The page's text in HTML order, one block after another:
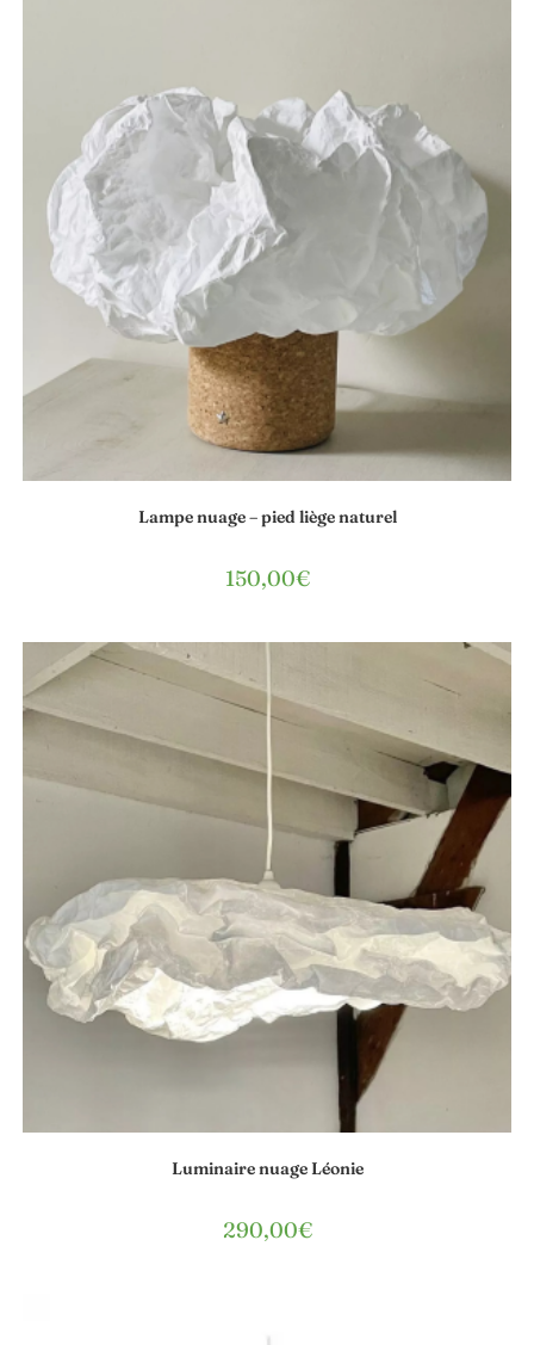
Lampe nuage – pied liège naturel
150,00€
Luminaire nuage Léonie
290,00€